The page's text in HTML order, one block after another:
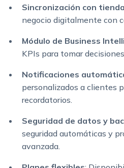
Sincronización con
negocio digitalmente con
Módulo de Business
KPIs para tomar
Notificaciones
personalizados a clientes
recordatorios.
Seguridad de datos y
seguridad automáticas y
avanzada.